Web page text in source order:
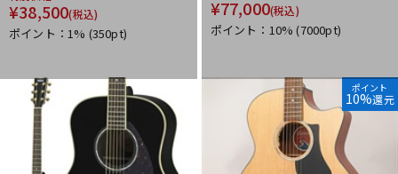
¥38,500(税込)
ポイント：1% (350pt)
¥77,000(税込)
ポイント：10%(7000pt)
ポイント
10%還元